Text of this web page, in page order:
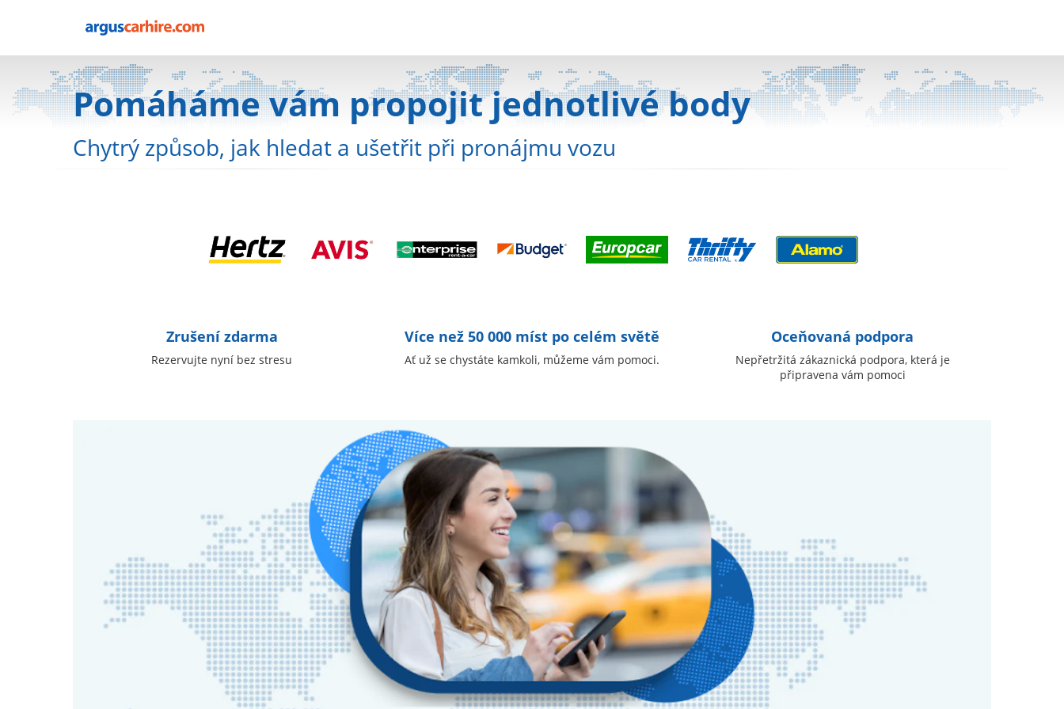
Pomáháme vám propojit jednotlivé body
Chytrý způsob, jak hledat a ušetřit při pronájmu vozu
Zrušení zdarma
Rezervujte nyní bez stresu
Více než 50 000 míst po celém světě
Ať už se chystáte kamkoli, můžeme vám pomoci.
Oceňovaná podpora
Nepřetržitá zákaznická podpora, která je
připravena vám pomoci